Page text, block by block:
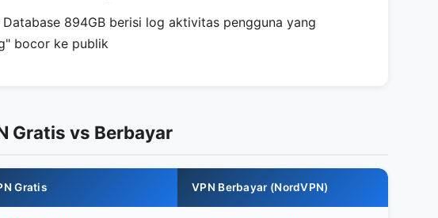
894GB berisi log aktivitas pengguna yang
bocor ke publik
Gratis vs Berbayar
Gratis VPN Berbayar (NordVPN)